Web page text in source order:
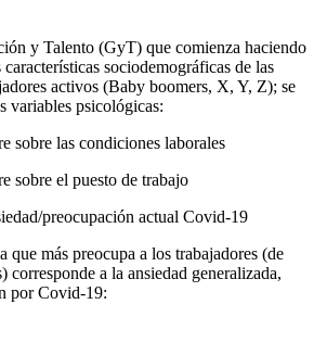
y Talento (GyT) que comienza haciendo
sociodemográficas de las
activos (Baby boomers, X, Y, Z); se
variables psicológicas:
sobre las condiciones laborales
sobre el puesto de trabajo
preocupación actual Covid-19
que más preocupa a los trabajadores (de
corresponde a la ansiedad generalizada,
por Covid-19: